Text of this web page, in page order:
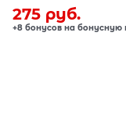
275 руб.
+8 бонусов на бонусную